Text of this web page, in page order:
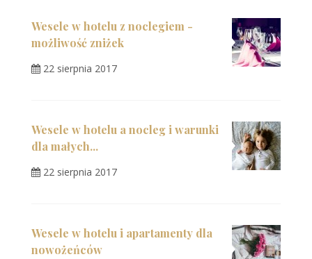
Wesele w hotelu z noclegiem -
możliwość zniżek
22 sierpnia 2017
Wesele w hotelu a nocleg i warunki
dla małych...
22 sierpnia 2017
Wesele w hotelu i apartamenty dla
nowożeńców